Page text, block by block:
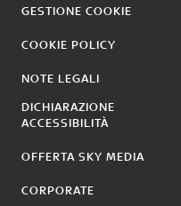
GESTIONE COOKIE
COOKIE POLICY
NOTE LEGALI
DICHIARAZIONE
ACCESSIBILITÀ
OFFERTA SKY MEDIA
CORPORATE